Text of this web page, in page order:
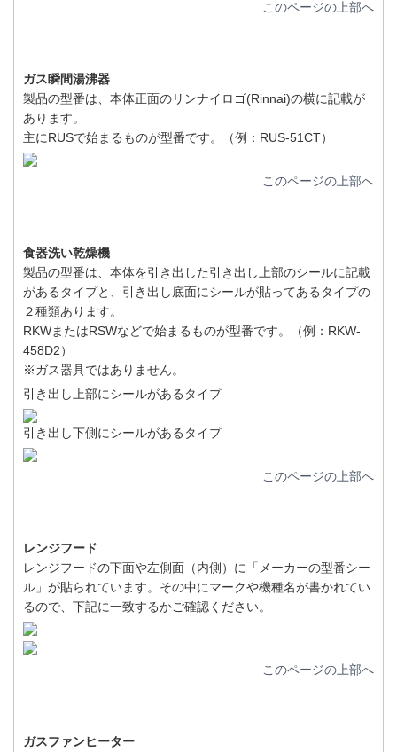
このページの上部へ
ガス瞬間湯沸器
製品の型番は、本体正面のリンナイロゴ(Rinnai)の横に記載が
あります。
主にRUSで始まるものが型番です。（例：RUS-51CT）
このページの上部へ
食器洗い乾燥機
製品の型番は、本体を引き出した引き出し上部のシールに記載
があるタイプと、引き出し底面にシールが貼ってあるタイプの
２種類あります。
RKWまたはRSWなどで始まるものが型番です。（例：RKW-
458D2）
※ガス器具ではありません。
引き出し上部にシールがあるタイプ
引き出し下側にシールがあるタイプ
このページの上部へ
レンジフード
レンジフードの下面や左側面（内側）に「メーカーの型番シー
ル」が貼られています。その中にマークや機種名が書かれてい
るので、下記に一致するかご確認ください。
このページの上部へ
ガスファンヒーター